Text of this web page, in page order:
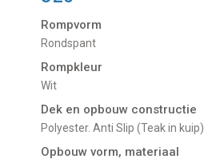
Rompvorm
Rondspant
Rompkleur
Wit
Dek en opbouw constructie
Polyester. Anti Slip (Teak in kuip)
Opbouw vorm, materiaal